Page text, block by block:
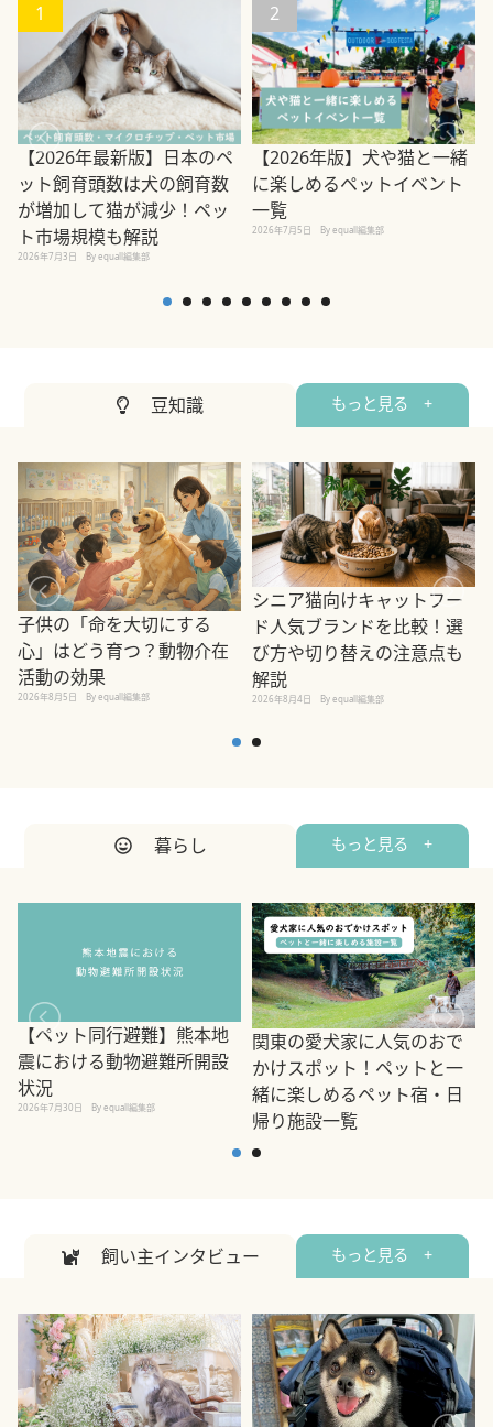
1
【2026年最新版】日本のペ
ット飼育頭数は犬の飼育数
が増加して猫が減少！ペッ
ト市場規模も解説
2026年7月3日 By equall編集部
2
【2026年版】犬や猫と一緒
に楽しめるペットイベント
一覧
2026年7月5日 By equall編集部
豆知識 もっと見る +
子供の「命を大切にする
心」はどう育つ？動物介在
活動の効果
2026年8月5日 By equall編集部
シニア猫向けキャットフー
ド人気ブランドを比較！選
び方や切り替えの注意点も
解説
2026年8月4日 By equall編集部
暮らし もっと見る +
【ペット同行避難】熊本地
震における動物避難所開設
状況
2026年7月30日 By equall編集部
関東の愛犬家に人気のおで
かけスポット！ペットと一
緒に楽しめるペット宿・日
帰り施設一覧
飼い主インタビュー もっと見る +